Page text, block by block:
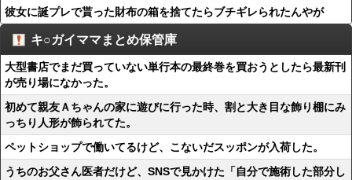
彼女に誕プレで貰った財布の箱を捨てたらブチギレられたんやが
キ○ガイママまとめ保管庫
大型書店でまだ買っていない単行本の最終巻を買おうとしたら最新刊
が売り場になかった。
初めて親友Ａちゃんの家に遊びに行った時、割と大き目な飾り棚にみ
っちり人形が飾られてた。
ペットショップで働いてるけど、こないだスッポンが入荷した。
うちのお父さん医者だけど、SNSで見かけた「自分で施術した部分し